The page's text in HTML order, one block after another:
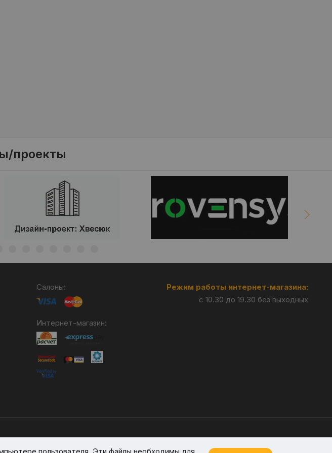
проекты
Салоны:
Интернет-магазин:
Режим работы интернет-магазина:
с 10.30 до 19.30 без выходных